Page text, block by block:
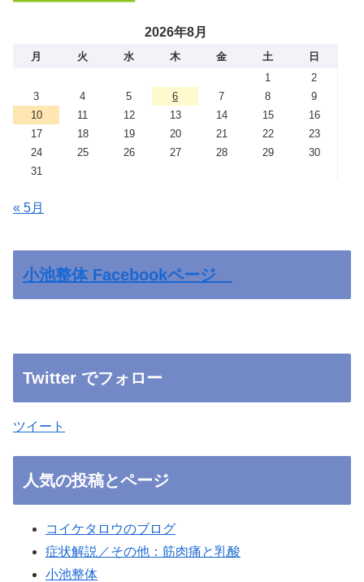
2026年8月
月 火 水 木 金 土
日
1
2
3
4 5 6 7 8
9
10
11 12 13 14 15
16
17
18 19 20 21 22
23
24
25 26 27 28 29
30
31
« 5月
小池整体 Facebookページ
Twitter でフォロー
ツイート
人気の投稿とページ
コイケタロウのブログ
症状解説／その他：筋肉痛と乳酸
小池整体